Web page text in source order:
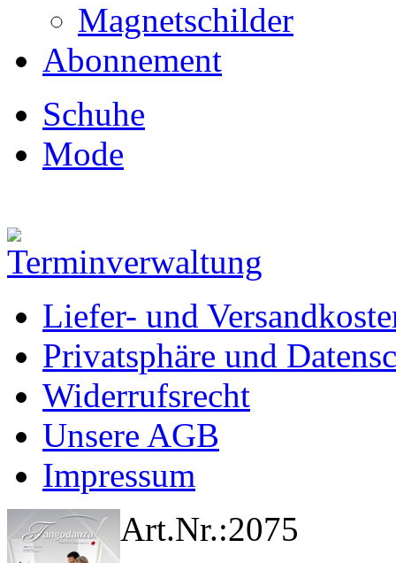
Magnetschilder
Abonnement
Schuhe
Mode
Liefer- und
Privatsphäre und
Widerrufsrecht
Unsere AGB
Impressum
Art.Nr.:2075